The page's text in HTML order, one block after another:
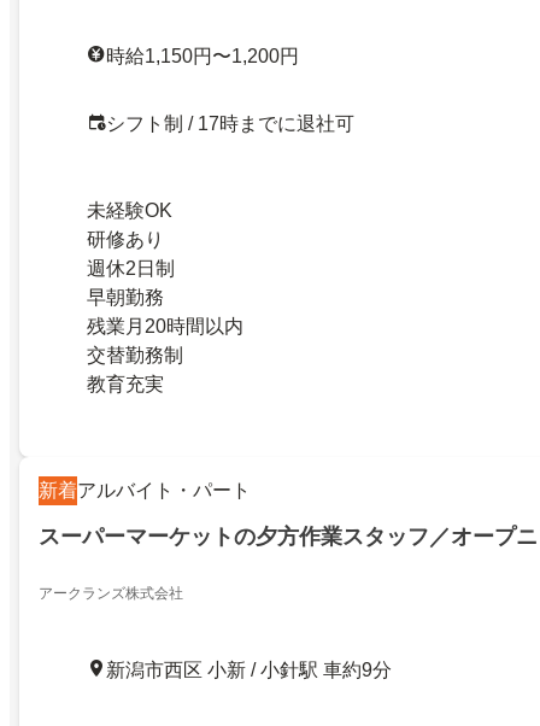
時給1,150円〜1,200円
シフト制 / 17時までに退社可
未経験OK
研修あり
週休2日制
早朝勤務
残業月20時間以内
交替勤務制
教育充実
新着アルバイト・パート
スーパーマーケットの夕方作業スタッフ／オープ
アークランズ株式会社
新潟市西区 小新 / 小針駅 車約9分